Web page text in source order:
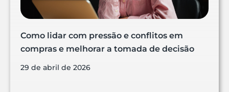
Como lidar com pressão e conflitos em
compras e melhorar a tomada de decisão
29 de abril de 2026